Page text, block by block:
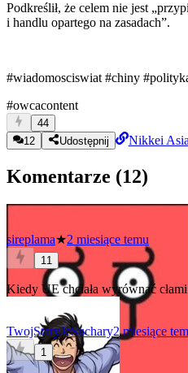
Podkreślił, że celem nie jest
i handlu opartego na zasadach”.
#wiadomosciswiat #chiny
#owcacontent
44
12
Udostępnij Nikkei
Komentarze (12)
sireplama★2 miesiące temu
11
Kiedy UE chciała wyrównać
TwojStaryJeSuchary2 miesiące
1